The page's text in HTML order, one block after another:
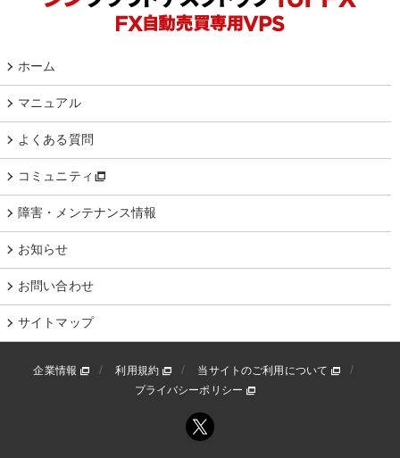
ホーム
マニュアル
よくある質問
コミュニティ
障害・メンテナンス情報
お知らせ
お問い合わせ
サイトマップ
企業情報 利用規約
当サイトのご利用について
プライバシーポリシー